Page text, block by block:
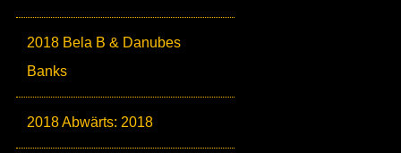
2018 Bela B & Danubes
Banks
2018 Abwärts: 2018